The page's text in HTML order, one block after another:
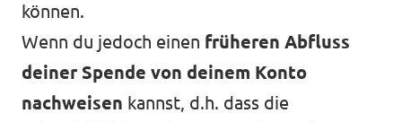
können.
Wenn du jedoch einen früheren Abfluss
deiner Spende von deinem Konto
nachweisen kannst, d.h. dass die